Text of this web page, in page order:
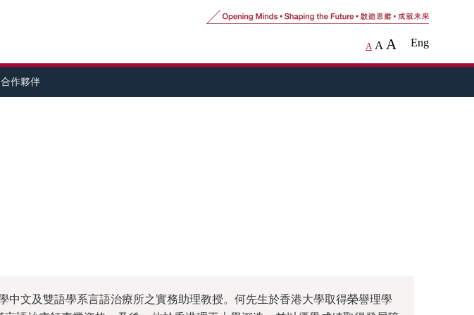
A A A Eng
合作夥伴
中文及雙語學系言語治療所之實務助理教授。何先生於香港大學取得榮譽理學